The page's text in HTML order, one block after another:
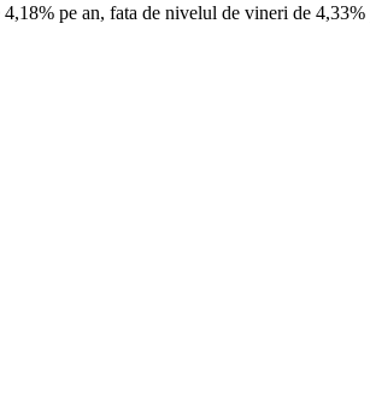
pe an, fata de nivelul de vineri de